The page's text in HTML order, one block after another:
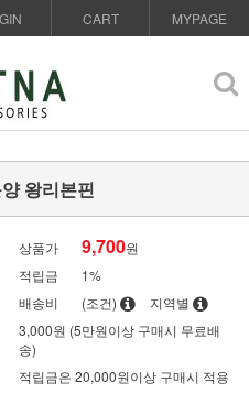
CART MYPAGE
왕리본핀
상품가 9,700원
적립금
1%
배송비
(조건)
지역별
3,000원 (5만원이상 구매시 무료배
송)
적립금은 20,000원이상 구매시 적용